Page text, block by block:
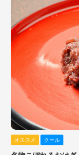
オススメ クール